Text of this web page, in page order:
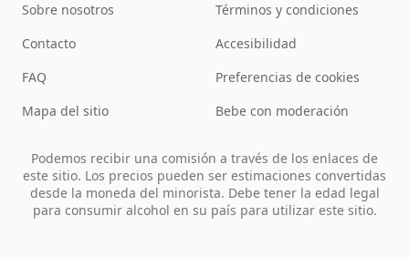
Sobre nosotros
Contacto
FAQ
Mapa del sitio
Términos y condiciones
Accesibilidad
Preferencias de cookies
Bebe con moderación
Podemos recibir una comisión a través de los enlaces de
este sitio. Los precios pueden ser estimaciones convertidas
desde la moneda del minorista. Debe tener la edad legal
para consumir alcohol en su país para utilizar este sitio.